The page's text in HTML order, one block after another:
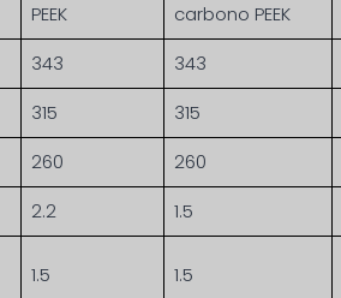
PEEK
carbono PEEK
343 343
315 315
260 260
2.2 1.5
1.5 1.5